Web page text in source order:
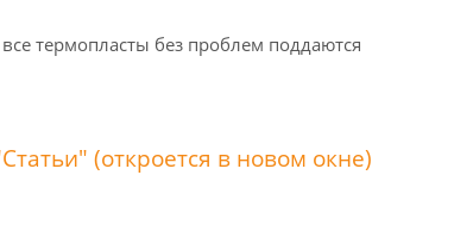
термопласты без проблем поддаются
(откроется в новом окне)